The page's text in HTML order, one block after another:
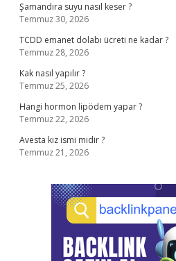
Şamandıra suyu nasıl keser ?
Temmuz 30, 2026
TCDD emanet dolabı ücreti ne kadar ?
Temmuz 28, 2026
Kak nasıl yapılır ?
Temmuz 25, 2026
Hangi hormon lipödem yapar ?
Temmuz 22, 2026
Avesta kız ismi midir ?
Temmuz 21, 2026